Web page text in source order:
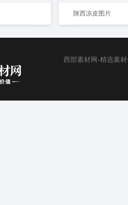
陕西凉皮图片
西部素材网-精选素